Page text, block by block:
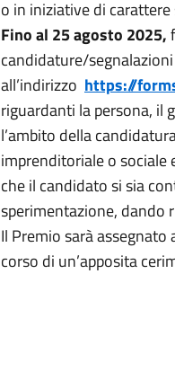
o in iniziative di
Fino al 25 agosto 2025,
candidature/
all’indirizzo https://
riguardanti la persona, il
l’ambito della
imprenditoriale o sociale
che il candidato si sia
sperimentazione, dando
Il Premio sarà
corso di un’apposita